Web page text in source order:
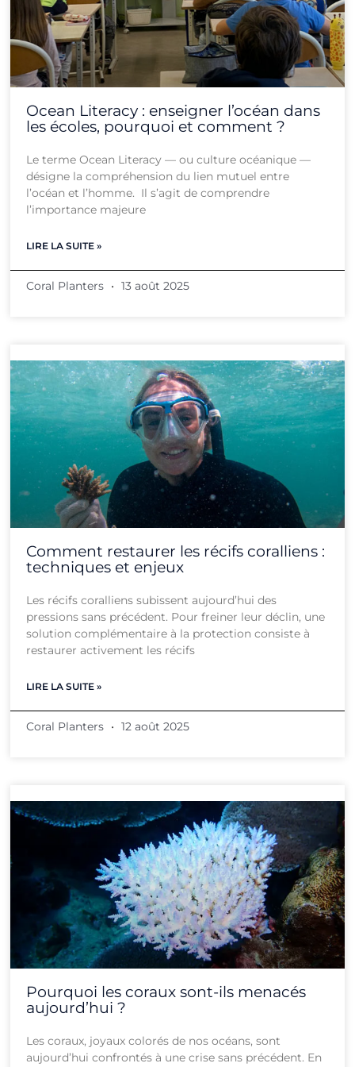
Ocean Literacy : enseigner l’océan dans
les écoles, pourquoi et comment ?
Le terme Ocean Literacy — ou culture océanique —
désigne la compréhension du lien mutuel entre
l’océan et l’homme. Il s’agit de comprendre
l’importance majeure
LIRE LA SUITE »
Coral Planters 13 août 2025
Comment restaurer les récifs coralliens :
techniques et enjeux
Les récifs coralliens subissent aujourd’hui des
pressions sans précédent. Pour freiner leur déclin, une
solution complémentaire à la protection consiste à
restaurer activement les récifs
LIRE LA SUITE »
Coral Planters 12 août 2025
Pourquoi les coraux sont-ils menacés
aujourd’hui ?
Les coraux, joyaux colorés de nos océans, sont
aujourd’hui confrontés à une crise sans précédent. En